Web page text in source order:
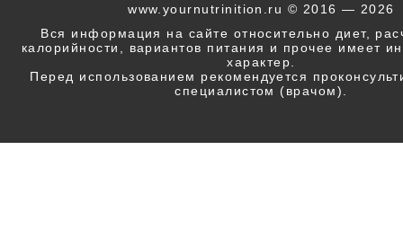
www.yournutrinition.ru © 2016 — 2026
Вся информация на сайте относительно диет,
калорийности, вариантов питания и прочее имеет
характер.
Перед использованием рекомендуется
специалистом (врачом).